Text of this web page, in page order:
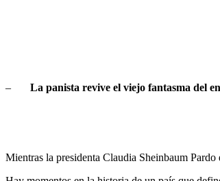
– La panista revive el viejo fantasma del
Mientras la presidenta Claudia Sheinbaum